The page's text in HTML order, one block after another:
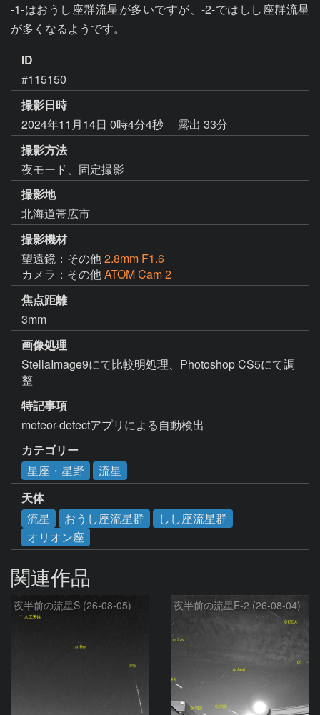
-1-はおうし座群流星が多いですが、-2-ではしし座群流星
が多くなるようです。
ID
#115150
撮影日時
2024年11月14日 0時4分4秒
露出 33分
撮影方法
夜モード、固定撮影
撮影地
北海道帯広市
撮影機材
望遠鏡：その他2.8mm F1.6
カメラ：その他ATOM Cam 2
焦点距離
3mm
画像処理
StellaImage9にて比較明処理、Photoshop CS5にて調
整
特記事項
meteor-detectアプリによる自動検出
カテゴリー
星座・星野
流星
天体
流星
おうし座流星群
しし座流星群
オリオン座
関連作品
夜半前の流星S (26-08-05) 夜半前の流星E-2 (26-08-04)